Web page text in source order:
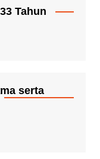
Tahun
serta